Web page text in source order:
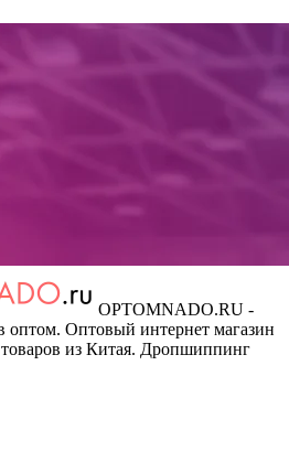
OPTOMNADO.RU -
оптом. Оптовый интернет магазин
из Китая. Дропшиппинг